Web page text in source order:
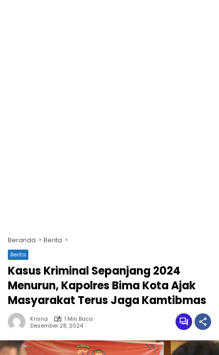
Beranda Berita
Berita
Kasus Kriminal Sepanjang 2024
Menurun, Kapolres Bima Kota Ajak
Masyarakat Terus Jaga Kamtibmas
Krisna
1 Min Baca
Desember 28, 2024